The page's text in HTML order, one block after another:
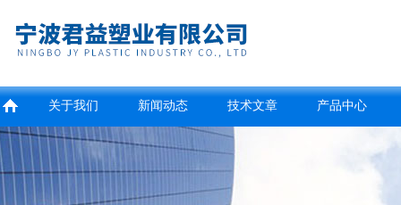
关于我们 新闻动态 技术文章 产品中心